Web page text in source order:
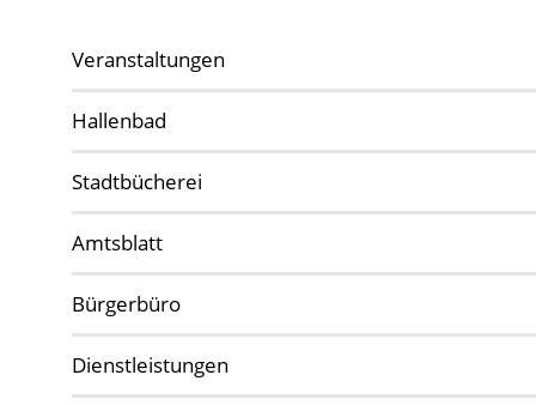
Veranstaltungen
Hallenbad
Stadtbücherei
Amtsblatt
Bürgerbüro
Dienstleistungen